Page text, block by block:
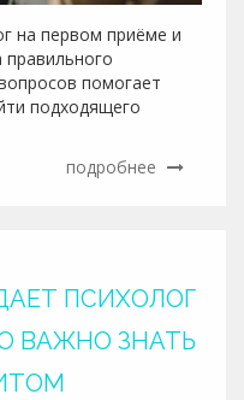
на первом приёме и
помогает
подходящего
подробнее
ПСИХОЛОГ
ВАЖНО ЗНАТЬ